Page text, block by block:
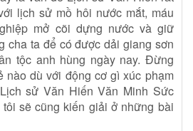
lịch sử mồ hôi nước mắt, máu
mở cõi dựng nước và giữ
cha ta để có được dải giang sơn
tộc anh hùng ngày nay. Đừng
nào dù với động cơ gì xúc phạm
sử Văn Hiến Văn Minh Sức
sẽ cũng kiến giải ở những bài